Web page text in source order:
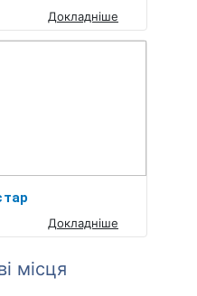
Докладніше
Докладніше
місця